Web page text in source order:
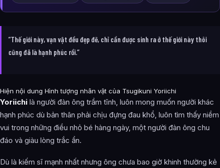
“Thế giới này, vạn vật đều đẹp đẽ, chỉ cần được sinh ra ở thế giới này thôi
cũng đã là hạnh phúc rồi.”
Hiện nội dung Hình tượng nhân vật của Tsugikuni Yoriichi
Yoriichi là người đàn ông trầm tĩnh, luôn mong muốn người khác
hạnh phúc dù bản thân phải chịu đựng đau khổ, luôn tìm thấy niềm
vui trong những điều nhỏ bé hàng ngày, một người đàn ông chu
đáo và giàu lòng trắc ẩn.
Dù là kiếm sĩ mạnh nhất nhưng ông chưa bao giờ khinh thường kẻ